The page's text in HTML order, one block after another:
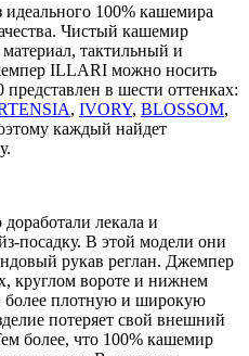
100% кашемира
Чистый кашемир
тактильный и
ILLARI можно носить
в шести оттенках:
, IVORY, BLOSSOM,
каждый найдет
лекала и
посадку. В этой модели они
рукав реглан. Джемпер
круглом вороте и нижнем
более плотную и широкую
потеряет свой внешний
более, что 100% кашемир